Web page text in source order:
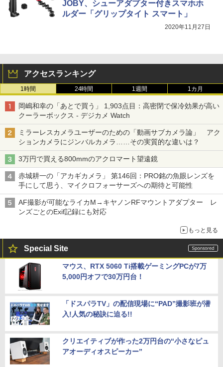
JOBY、シューアダプター付きスマホホ
ルダー「グリップタイト スマート」
2020年11月27日
アクセスランキング
1時間 24時間 1週間 1カ月
岡嶋和幸の「あとで買う」 1,903点目：高密閉で保冷効果が高い
クーラーボックス - デジカメ Watch
ミラーレスカメラユーザーのための「動画サブカメラ論」 アク
ションカメラにジンバルカメラ……その実質的な違いは？
3万円で買える800mmのアクロマート望遠鏡
赤城耕一の「アカギカメラ」 第146回：PRO銘の魚眼レンズを
手にして思う、マイクロフォーサーズへの期待と可能性
AF撮影が可能なライカM→キヤノンRFマウントアダプター レ
ンズごとのExif記録にも対応
もっと見る
Special Site
マウス、RTX 5060 Ti搭載ゲーミングPCが7万
5,000円オフで30万円台！
「ドスパラTV」の配信現場に“PAD”撮影班が潜
入!人気の秘訣に迫る!!
クリエイティブが作った2万円台の“小さなピュ
アオーディオスピーカー”